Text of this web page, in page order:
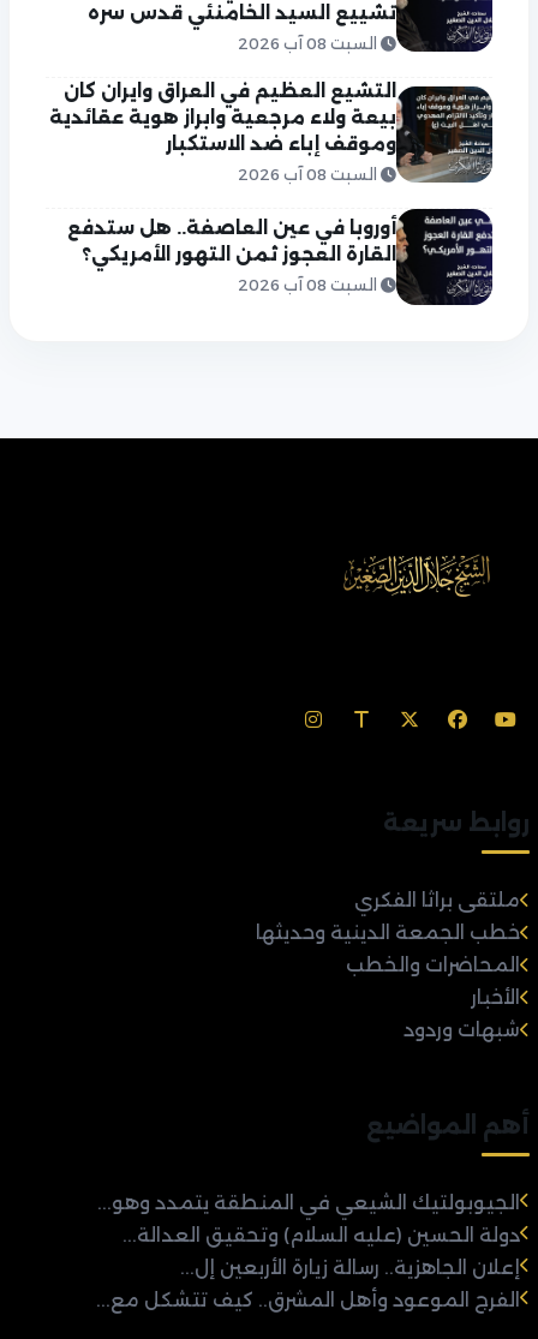
تشييع السيد الخامنئي قدس سره
السبت 08 آب 2026
التشيع العظيم في العراق وايران كان
بيعة ولاء مرجعية وابراز هوية عقائدية
وموقف إباء ضد الاستكبار
السبت 08 آب 2026
أوروبا في عين العاصفة.. هل ستدفع
القارة العجوز ثمن التهور الأمريكي؟
السبت 08 آب 2026
روابط سريعة
ملتقى براثا الفكري
خطب الجمعة الدينية وحديثها
المحاضرات والخطب
الأخبار
شبهات وردود
أهم المواضيع
الجيوبولتيك الشيعي في المنطقة يتمدد وهو...
دولة الحسين (عليه السلام) وتحقيق العدالة...
إعلان الجاهزية.. رسالة زيارة الأربعين إل...
الفرج الموعود وأهل المشرق.. كيف تتشكل مع...